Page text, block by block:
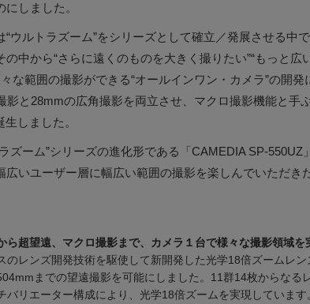
しました。
“ウルトラズーム”をシリーズとして確立／発展させる中
の中から“さらに遠くのものを大きく撮りたい”“もっと
な範囲の撮影ができる“オールインワン・カメラ”の開
影と28mmの広角撮影を両立させ、マクロ撮影機能と手
しました。
ズーム”シリーズの進化形である「CAMEDIA SP-
広いユーザー層に幅広い範囲の撮影を楽しんでいただき
ら超望遠、マクロ撮影まで、カメラ１台で様々な撮影領域を
のレンズ開発技術を駆使して新開発した光学18倍ズームレ
までの望遠撮影を可能にしました。11群14枚からなる
バリエーター構成により、光学18倍ズームを実現していま